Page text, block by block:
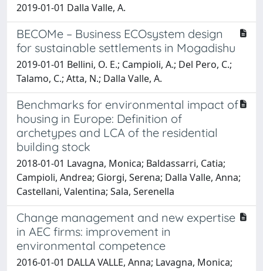
2019-01-01 Dalla Valle, A.
BECOMe – Business ECOsystem design
for sustainable settlements in Mogadishu
2019-01-01 Bellini, O. E.; Campioli, A.; Del Pero, C.;
Talamo, C.; Atta, N.; Dalla Valle, A.
Benchmarks for environmental impact of
housing in Europe: Definition of
archetypes and LCA of the residential
building stock
2018-01-01 Lavagna, Monica; Baldassarri, Catia;
Campioli, Andrea; Giorgi, Serena; Dalla Valle, Anna;
Castellani, Valentina; Sala, Serenella
Change management and new expertise
in AEC firms: improvement in
environmental competence
2016-01-01 DALLA VALLE, Anna; Lavagna, Monica;